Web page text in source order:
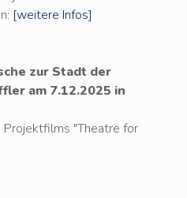
[weitere Infos]
zur Stadt der
am 7.12.2025 in
Projektfilms "Theatre for